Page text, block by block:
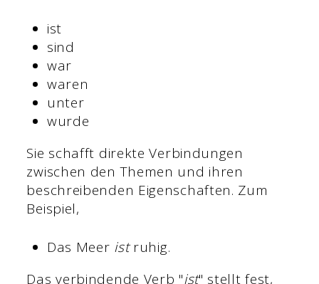
ist
sind
war
waren
unter
wurde
Sie schafft direkte Verbindungen
zwischen den Themen und ihren
beschreibenden Eigenschaften. Zum
Beispiel,
Das Meer istruhig.
Das verbindende Verb "ist" stellt fest,